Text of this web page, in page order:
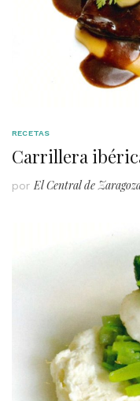
RECETAS
Carrillera
por El Central de